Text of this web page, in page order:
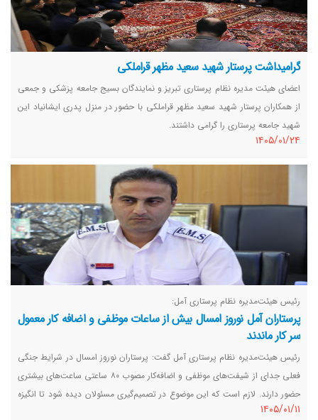
گرامیداشت پرستار شهید سعید مظهر قراملکی
اعضای هیئت مدیره نظام پرستاری تبریز و نمایندگان بسیج جامعه پزشکی و جمعی
از همکاران پرستار شهید سعید مظهر قراملکی با حضور در منزل پدری ایشانیاد این
شهید جامعه پرستاری را گرامی داشتند.
١٤٠٥/٠١/٢٤
رئیس هیئت‌مدیره نظام پرستاری آمل:
پرستاران آمل نوروز امسال بیش از ساعات موظفی و اضافه کار معمول
سر کار ماندند
رئیس هیئت‌مدیره نظام پرستاری آمل گفت: پرستاران نوروز امسال در شرایط جنگی
فعلی جدای از شیفت‌های موظفی و اضافه‌کار مصوب ۸۰ ساعتی ساعت‌های بیشتری
حضور دارند. لازم است که این موضوع در تصمیم‌گیری مسئولان دیده شود تا انگیزه
پرستاران برای ارائه خدمات افزایش پیدا کند.
١٤٠٥/٠١/١١